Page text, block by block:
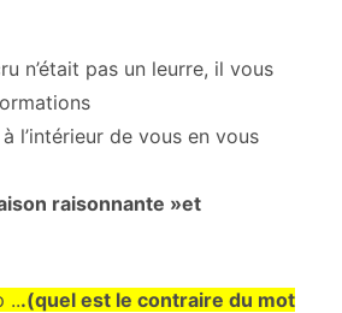
n’était pas un leurre, il vous
l’intérieur de vous en vous
raisonnante »et
...(quel est le contraire du mot